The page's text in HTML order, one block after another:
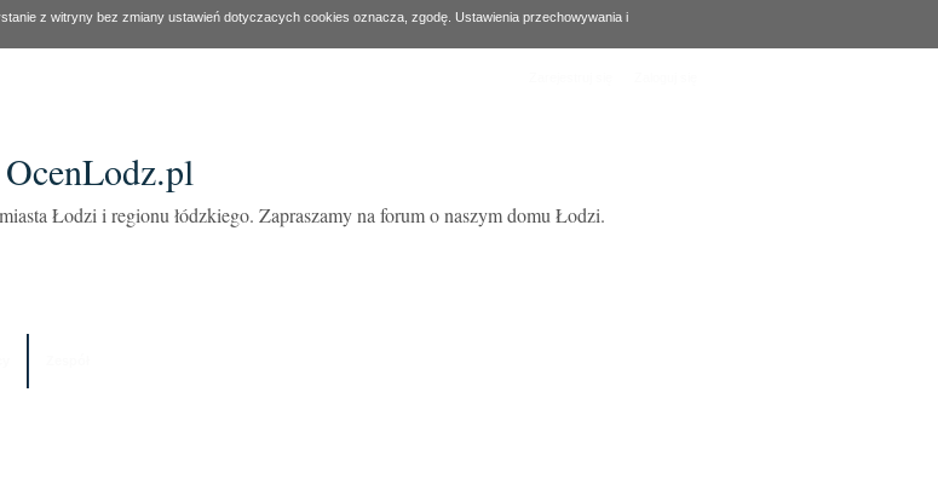
z witryny bez zmiany ustawień dotyczacych cookies oznacza, zgodę. Ustawienia przechowywania i
Łodzi i regionu łódzkiego. Zapraszamy na forum o naszym domu Łodzi.